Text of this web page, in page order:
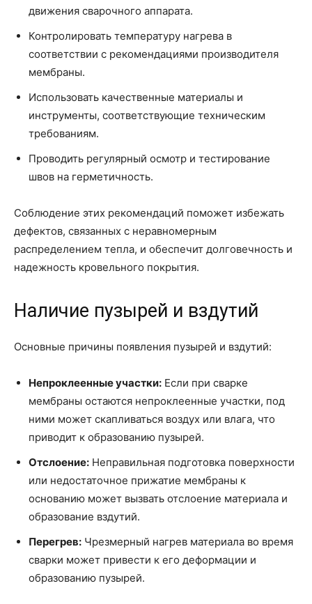
движения сварочного аппарата.
Контролировать температуру нагрева в
соответствии с рекомендациями производителя
мембраны.
Использовать качественные материалы и
инструменты, соответствующие техническим
требованиям.
Проводить регулярный осмотр и тестирование
швов на герметичность.
Соблюдение этих рекомендаций поможет избежать
дефектов, связанных с неравномерным
распределением тепла, и обеспечит долговечность и
надежность кровельного покрытия.
Наличие пузырей и вздутий
Основные причины появления пузырей и вздутий:
Непроклеенные участки: Если при сварке
мембраны остаются непроклеенные участки, под
ними может скапливаться воздух или влага, что
приводит к образованию пузырей.
Отслоение: Неправильная подготовка поверхности
или недостаточное прижатие мембраны к
основанию может вызвать отслоение материала и
образование вздутий.
Перегрев: Чрезмерный нагрев материала во время
сварки может привести к его деформации и
образованию пузырей.